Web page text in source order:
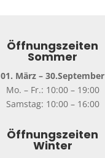
Öffnungszeiten
Sommer
01. März – 30.September
Mo. – Fr.: 10:00 – 19:00
Samstag: 10:00 – 16:00
Öffnungszeiten
Winter